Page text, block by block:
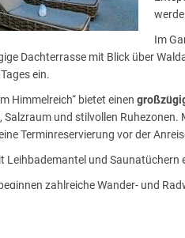
Im
Dachterrasse mit Blick über
ein.
Himmelreich“ bietet einen
und stilvollen
Terminreservierung vor der
Leihbademantel und
zahlreiche Wander- und
und der BarfußPark Hallwangen